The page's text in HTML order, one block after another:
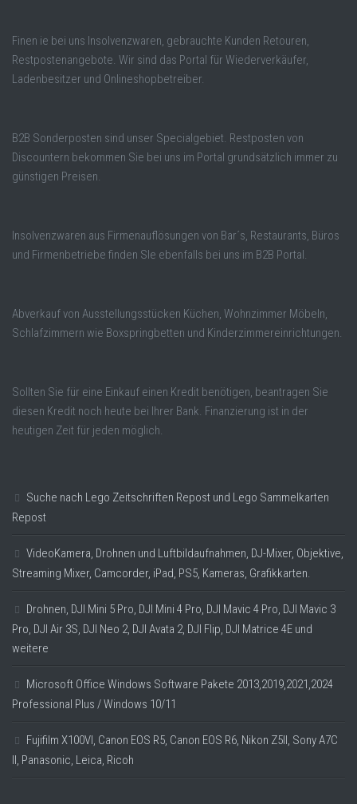
Finen ie bei uns Insolvenzwaren, gebrauchte Kunden Retouren,
Restpostenangebote. Wir sind das Portal für Wiederverkäufer,
Ladenbesitzer und Onlineshopbetreiber.
B2B Sonderposten sind unser Specialgebiet. Restposten von
Discountern bekommen Sie bei uns im Portal grundsätzlich immer zu
günstigen Preisen.
Insolvenzwaren aus Firmenauflösungen von Bar´s, Restaurants, Büros
und Firmenbetriebe finden SIe ebenfalls bei uns im B2B Portal.
Abverkauf von Ausstellungsstücken Küchen, Wohnzimmer Möbeln,
Schlafzimmern wie Boxspringbetten und Kinderzimmereinrichtungen.
Sollten Sie für eine Einkauf einen Kredit benötigen, beantragen Sie
diesen Kredit noch heute bei Ihrer Bank. Finanzierung ist in der
heutigen Zeit für jeden möglich.
Suche nach Lego Zeitschriften Repost und Lego Sammelkarten
Repost
VideoKamera, Drohnen und Luftbildaufnahmen, DJ-Mixer, Objektive,
Streaming Mixer, Camcorder, iPad, PS5, Kameras, Grafikkarten.
Drohnen, DJI Mini 5 Pro, DJI Mini 4 Pro, DJI Mavic 4 Pro, DJI Mavic 3
Pro, DJI Air 3S, DJI Neo 2, DJI Avata 2, DJI Flip, DJI Matrice 4E und
weitere
Microsoft Office Windows Software Pakete 2013,2019,2021,2024
Professional Plus / Windows 10/11
Fujifilm X100VI, Canon EOS R5, Canon EOS R6, Nikon Z5II, Sony A7C
II, Panasonic, Leica, Ricoh